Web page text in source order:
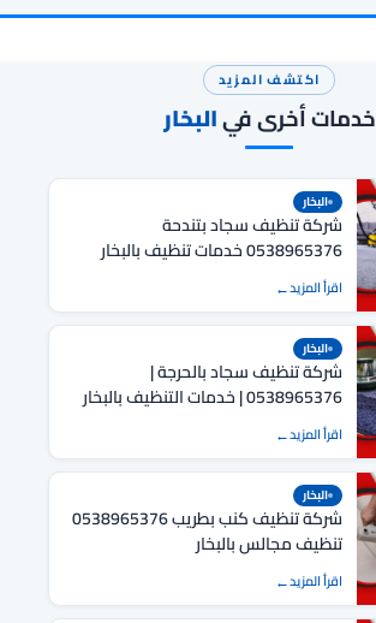
اكتشف المزيد
خدمات أخرى فيالبخار
البخار
شركة تنظيف سجاد بتندحة
0538965376 خدمات تنظيف بالبخار
وتنظيف عميق
اقرأ المزيد
البخار
شركة تنظيف سجاد بالحرجة |
0538965376 | خدمات التنظيف بالبخار
اقرأ المزيد
البخار
شركة تنظيف كنب بطريب 0538965376
تنظيف مجالس بالبخار
اقرأ المزيد